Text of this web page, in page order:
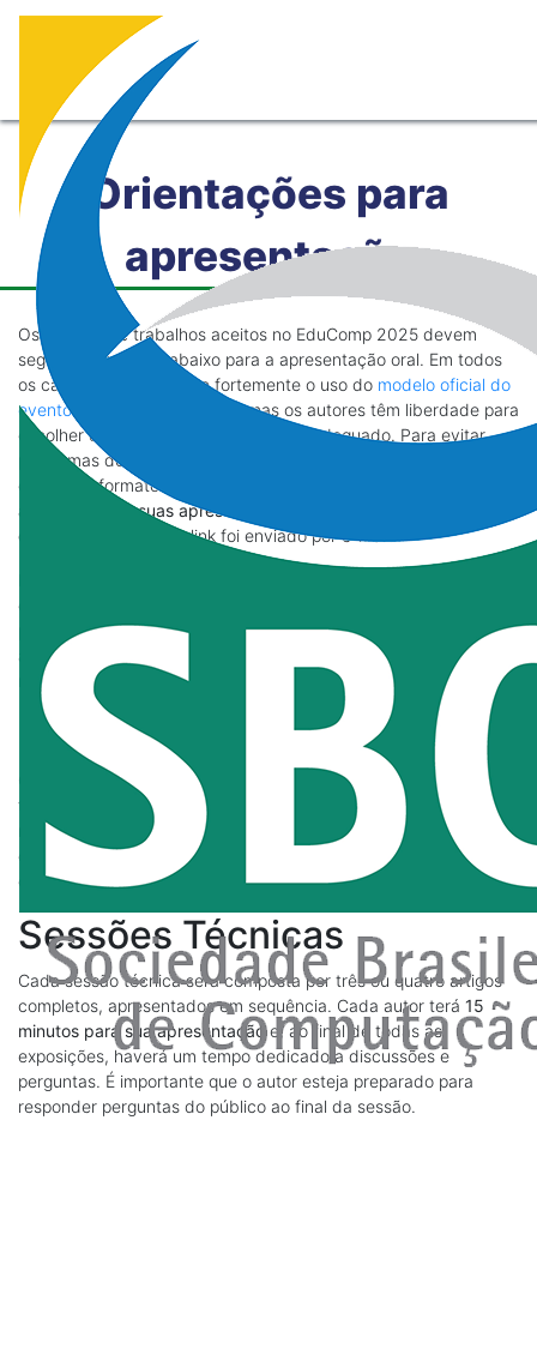
Orientações para
apresentação
Os autores de trabalhos aceitos no EduComp 2025 devem
seguir as diretrizes abaixo para a apresentação oral. Em todos
os casos, recomenda-se fortemente o uso do modelo oficial do
evento para a apresentação, mas os autores têm liberdade para
escolher outros modelos, se julgarem adequado. Para evitar
problemas de formatação, sugere-se que a apresentação final
esteja em formato PDF. Os autores devem
abril, o PDF de suas apresentações para a pasta comparilhada
do Google Drive
, cujo link foi enviado por e-mail.
e computador e, para garantir a pontualidade, não será
permitido o uso de computadores pessoais (notebooks) nessas
apresentações. Os apresentadores devem estar na sala pelo
menos 10 minutos antes do início da sessão.
Laboratório de Ideias
Cada sessão do Laboratório de Ideias será composta por três
trabalhos, apresentados em sequência. Cada autor terá
minutos para sua apresentação
. Após a apresentação de todos
os trabalhos, o restante da sessão será dedicado a discussão
com os presentes.
Sessões Técnicas
Cada sessão técnica será composta por três ou quatro artigos
completos, apresentados em sequência. Cada autor terá 15
minutos para sua apresentação e, ao final de todas as
exposições, haverá um tempo dedicado a discussões e
perguntas. É importante que o autor esteja preparado para
responder perguntas do público ao final da sessão.